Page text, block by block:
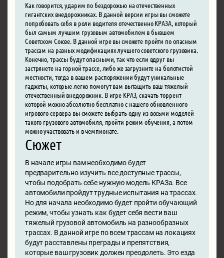
Как говорится, ударим по бездорожью на отечественных
гигантских внедорожниках. В данной версии игры вы сможете
попробовать себя в роли водителя отечественно КРАЗА, который
был самым лучшим грузовым автомобилем в бывшем
Советском Союзе. В данной игре вы сможете пройти по опасным
трассам на разных модификациях лучшего советского грузовика.
Конечно, трассы будут опасными, так что если вдруг вы
застрянете на горной трассе, либо же загрузните на болотистой
местности, тогда в вашем распоряжении будут уникальные
гаджеты, которые легко помогут вам вытащить ваш тяжелый
отечественный внедорожник. В игре КРАЗ, скачать торрент
которой можно абсолютно бесплатно с нашего обновленного
игрового сервера вы сможете выбрать одну из восьми моделей
такого грузового автомобиля, пройти режим обучения, а потом
можно участвовать и в чемпионате.
Сюжет
В начале игры вам необходимо будет
предварительно изучить все доступные трассы,
чтобы подобрать себе нужную модель КРАЗа. Все
автомобили пройдут трудные испытания на трассах.
Но для начала необходимо будет пройти обучающий
режим, чтобы узнать как будет себя вести ваш
тяжелый грузовой автомобиль на разнообразных
трассах. В данной игре по всем трассам на локациях
будут расставлены преграды и препятствия,
которые ваш грузовик должен преодолеть. Это езда